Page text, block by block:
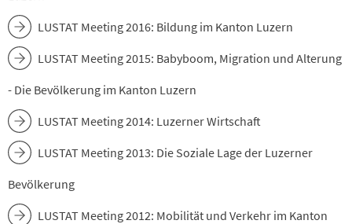
LUSTAT Meeting 2016: Bildung im Kanton Luzern
LUSTAT Meeting 2015: Babyboom, Migration und Alterung
- Die Bevölkerung im Kanton Luzern
LUSTAT Meeting 2014: Luzerner Wirtschaft
LUSTAT Meeting 2013: Die Soziale Lage der Luzerner
Bevölkerung
LUSTAT Meeting 2012: Mobilität und Verkehr im Kanton